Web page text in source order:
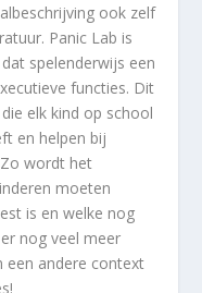
ook zelf
Panic Lab is
spelenderwijs een
functies. Dit
elk kind op school
en helpen bij
wordt het
moeten
is en welke nog
nog veel meer
een andere context